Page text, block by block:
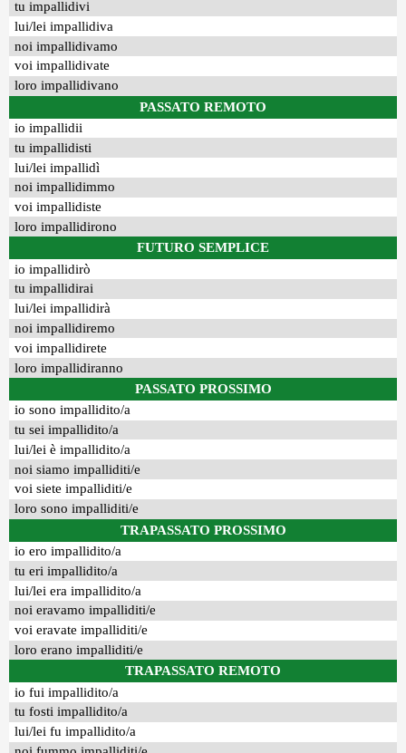
tu impallidivi
lui/lei impallidiva
noi impallidivamo
voi impallidivate
loro impallidivano
PASSATO REMOTO
io impallidii
tu impallidisti
lui/lei impallidì
noi impallidimmo
voi impallidiste
loro impallidirono
FUTURO SEMPLICE
io impallidirò
tu impallidirai
lui/lei impallidirà
noi impallidiremo
voi impallidirete
loro impallidiranno
PASSATO PROSSIMO
io sono impallidito/a
tu sei impallidito/a
lui/lei è impallidito/a
noi siamo impalliditi/e
voi siete impalliditi/e
loro sono impalliditi/e
TRAPASSATO PROSSIMO
io ero impallidito/a
tu eri impallidito/a
lui/lei era impallidito/a
noi eravamo impalliditi/e
voi eravate impalliditi/e
loro erano impalliditi/e
TRAPASSATO REMOTO
io fui impallidito/a
tu fosti impallidito/a
lui/lei fu impallidito/a